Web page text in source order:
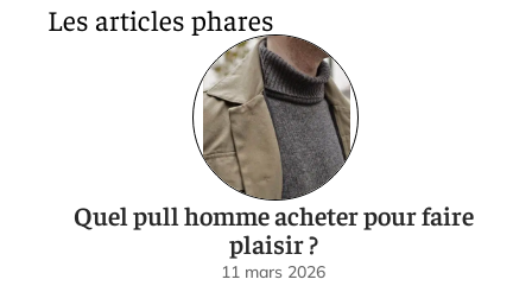
Les articles phares
Quel pull homme acheter pour faire
plaisir ?
11 mars 2026